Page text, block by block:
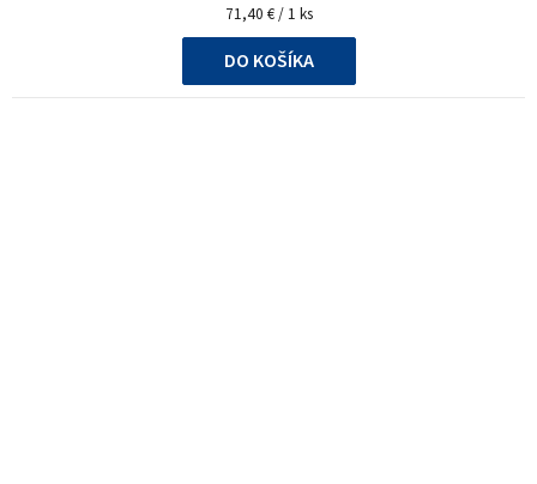
Jednotková
cena:
71,40 € / 1 ks
DO KOŠÍKA